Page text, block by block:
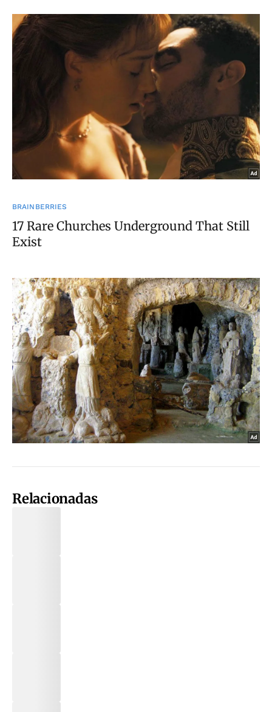
Relacionadas